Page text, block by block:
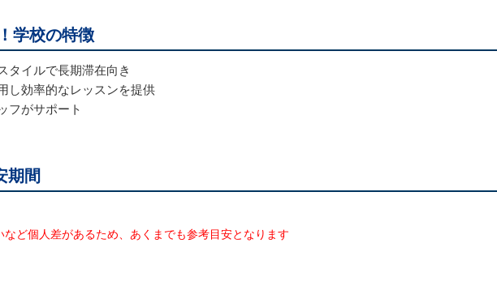
学校の特徴
タイルで長期滞在向き
し効率的なレッスンを提供
フがサポート
期間
ど個人差があるため、あくまでも参考目安となります